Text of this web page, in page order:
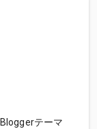
テーマ